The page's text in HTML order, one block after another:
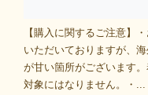
【購入に関するご注意】
いただいておりますが、
が甘い箇所がございます
対象にはなりません。・...